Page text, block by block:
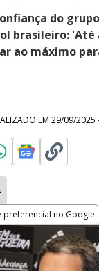
do
brasileiro:
ao máximo
EM 29/09/2025
no Google